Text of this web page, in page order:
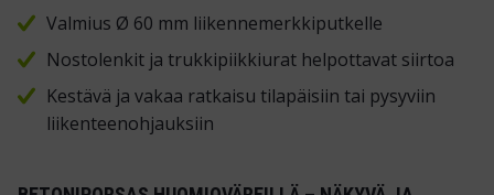
Valmius Ø 60 mm liikennemerkkiputkelle
Nostolenkit ja trukkipiikkiurat helpottavat siirtoa
Kestävä ja vakaa ratkaisu tilapäisiin tai pysyviin
liikenteenohjauksiin